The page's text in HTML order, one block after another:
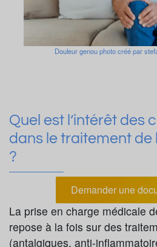
Douleur genou photo créé par
Quel est l’intérêt des
dans le traitement
?
Demander une
La prise en charge médicale
repose à la fois sur des
(antalgiques, anti-